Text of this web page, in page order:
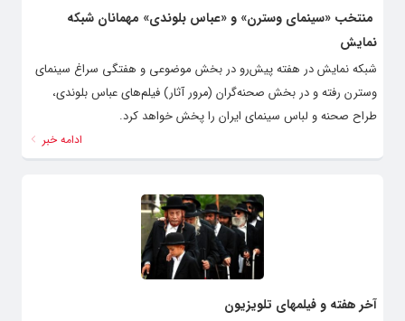
‍ منتخب «سینمای وسترن» و «عباس بلوندی» مهمانان شبکه
نمایش
شبکه نمایش در هفته پیش‌رو در بخش موضوعی و هفتگی سراغ سینمای
وسترن رفته و در بخش صحنه‌گران (مرور آثار) فیلم‌های عباس بلوندی،
طراح صحنه و لباس سینمای ایران را پخش خواهد کرد.
ادامه خبر
آخر هفته و فیلمهای تلویزیون